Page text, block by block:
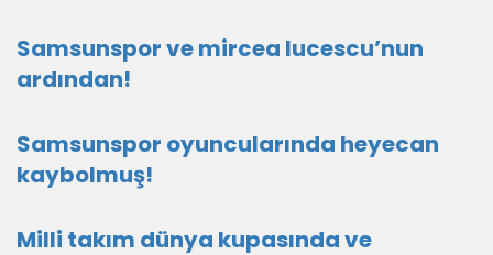
Samsunspor ve mircea lucescu’nun
ardından!
Samsunspor oyuncularında heyecan
kaybolmuş!
Milli takım dünya kupasında ve